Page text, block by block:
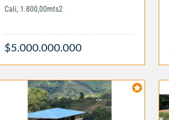
Cali, 1.800,00mts2
$5.000.000.000